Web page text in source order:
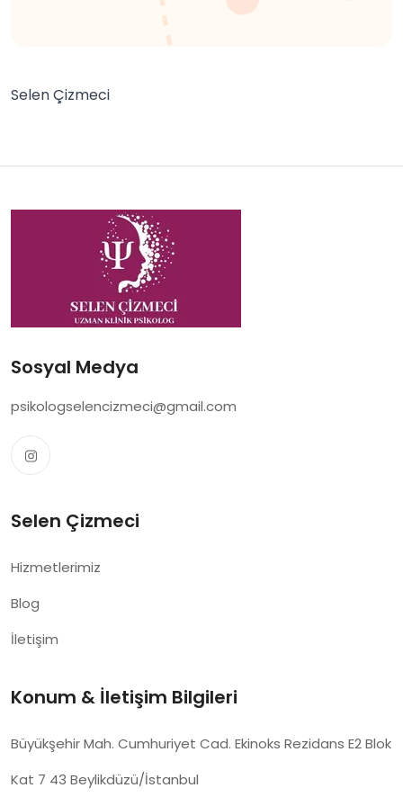
Selen Çizmeci
Sosyal Medya
psikologselencizmeci@gmail.com
Selen Çizmeci
Hizmetlerimiz
Blog
İletişim
Konum & İletişim Bilgileri
Büyükşehir Mah. Cumhuriyet Cad. Ekinoks Rezidans E2 Blok
Kat 7 43 Beylikdüzü/İstanbul